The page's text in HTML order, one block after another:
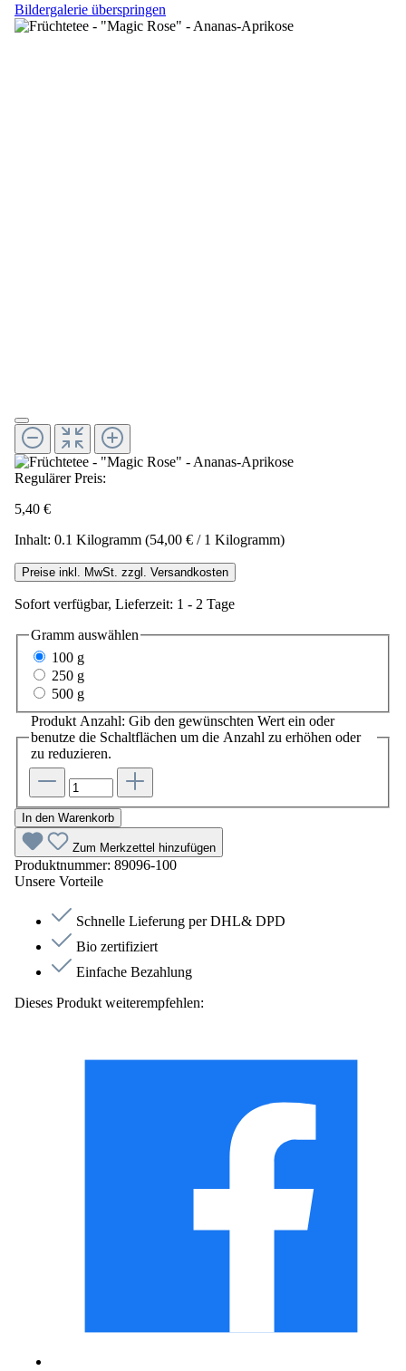
Bildergalerie überspringen
Regulärer Preis:
5,40 €
Inhalt: 0.1 Kilogramm (54,00 € / 1 Kilogramm)
Preise inkl. MwSt. zzgl. Versandkosten
Sofort verfügbar, Lieferzeit: 1 - 2 Tage
Gramm auswählen
100 g
250 g
500 g
Produkt Anzahl: Gib den gewünschten Wert ein oder
benutze die Schaltflächen um die Anzahl zu erhöhen oder
zu reduzieren.
In den Warenkorb
Zum Merkzettel hinzufügen
Produktnummer: 89096-100
Unsere Vorteile
Schnelle Lieferung per DHL& DPD
Bio zertifiziert
Einfache Bezahlung
Dieses Produkt weiterempfehlen: